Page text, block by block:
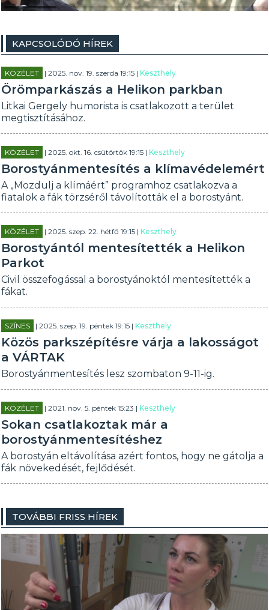
KAPCSOLÓDÓ HÍREK
KÖZÉLET | 2025. nov. 19. szerda 19:15 |Keszthely
Örömparkászás a Helikon parkban
Litkai Gergely humorista is csatlakozott a terület
megtisztításához.
KÖZÉLET | 2025. okt. 16. csütörtök 19:15 |Keszthely
Borostyánmentesítés a klímavédelemért
A „Mozdulj a klímáért” programhoz csatlakozva a
fiatalok a fák törzséről távolították el a borostyánt.
KÖZÉLET | 2025. szep. 22. hétfő 19:15 |Keszthely
Borostyántól mentesítették a Helikon
Parkot
Civil összefogással a borostyánoktól mentesítették a
fákat.
SZÍNES | 2025. szep. 19. péntek 19:15 |Keszthely
Közös parkszépítésre várja a lakosságot
a VÁRTAK
Borostyánmentesítés lesz szombaton 9-11-ig.
KÖZÉLET | 2021. nov. 5. péntek 15:23 |Keszthely
Sokan csatlakoztak már a
borostyánmentesítéshez
A borostyán eltávolítása azért fontos, hogy ne gátolja a
fák növekedését, fejlődését.
TOVÁBBI FRISS HÍREK